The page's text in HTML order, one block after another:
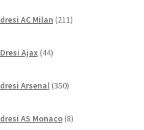
AC Milan 211izdelkov
Ajax 44izdelkov
Arsenal 350izdelkov
AS Monaco 8izdelkov